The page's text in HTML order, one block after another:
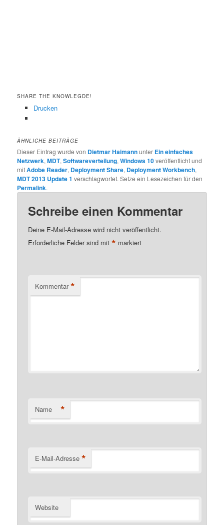
SHARE THE KNOWLEGDE!
Drucken
ÄHNLICHE BEITRÄGE
Dieser Eintrag wurde von Dietmar Haimannunter Ein einfaches
Netzwerk,MDT,Softwareverteilung,Windows 10veröffentlicht und
mitAdobe Reader, Deployment Share, Deployment Workbench,
MDT 2013 Update 1 verschlagwortet. Setze ein Lesezeichen für den
Permalink.
Schreibe einen Kommentar
Deine E-Mail-Adresse wird nicht veröffentlicht.
Erforderliche Felder sind mit* markiert
Kommentar *
Name *
E-Mail-Adresse *
Website